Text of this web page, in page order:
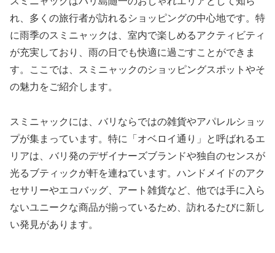
れ、多くの旅行者が訪れるショッピングの中心地です。特
に雨季のスミニャックは、室内で楽しめるアクティビティ
が充実しており、雨の日でも快適に過ごすことができま
す。ここでは、スミニャックのショッピングスポットやそ
の魅力をご紹介します。
スミニャックには、バリならではの雑貨やアパレルショッ
プが集まっています。特に「オベロイ通り」と呼ばれるエ
リアは、バリ発のデザイナーズブランドや独自のセンスが
光るブティックが軒を連ねています。ハンドメイドのアク
セサリーやエコバッグ、アート雑貨など、他では手に入ら
ないユニークな商品が揃っているため、訪れるたびに新し
い発見があります。